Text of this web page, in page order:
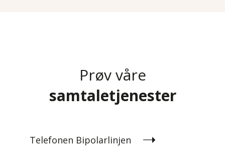
Prøv våre
samtaletjenester
Telefonen Bipolarlinjen